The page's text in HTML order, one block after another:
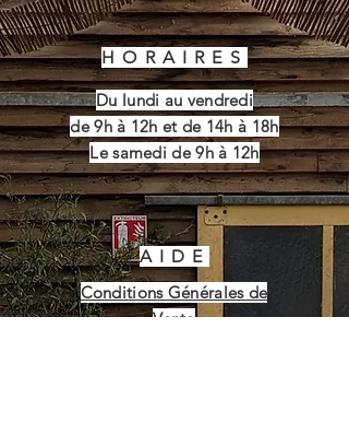
HORAIRES
Du lundi au vendredi
de 9h à 12h et de 14h à 18h
Le samedi de 9h à 12h
AIDE
Conditions Générales de
Vente